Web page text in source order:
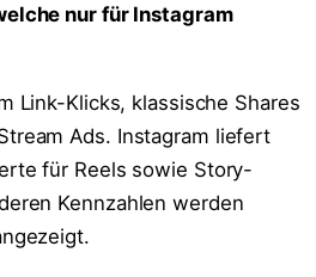
nur für Instagram
Link-Klicks, klassische Shares
Ads. Instagram liefert
für Reels sowie Story-
Kennzahlen werden